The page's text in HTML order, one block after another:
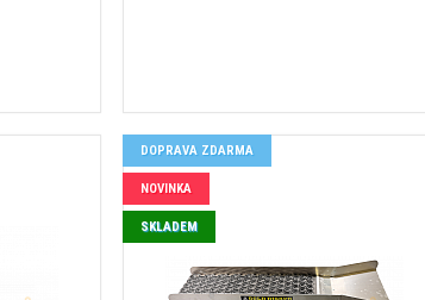
DOPRAVA ZDARMA
NOVINKA
SKLADEM